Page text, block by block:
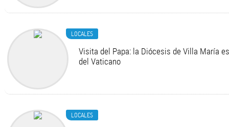
LOCALES
Visita del Papa: la Diócesis de Villa María
del Vaticano
LOCALES